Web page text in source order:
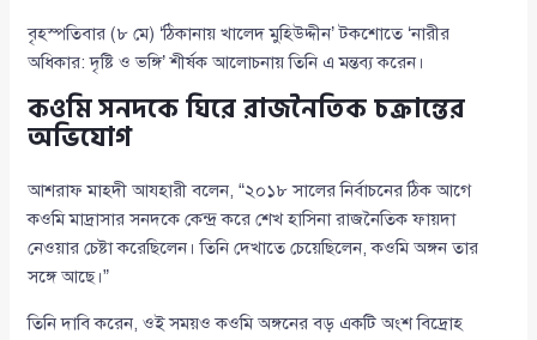
বৃহস্পতিবার (৮ মে) ‘ঠিকানায় খালেদ মুহিউদ্দীন’ টকশোতে ‘নারীর
অধিকার: দৃষ্টি ও ভঙ্গি’ শীর্ষক আলোচনায় তিনি এ মন্তব্য করেন।
কওমি সনদকে ঘিরে রাজনৈতিক চক্রান্তের
অভিযোগ
আশরাফ মাহদী আযহারী বলেন, “২০১৮ সালের নির্বাচনের ঠিক আগে
কওমি মাদ্রাসার সনদকে কেন্দ্র করে শেখ হাসিনা রাজনৈতিক ফায়দা
নেওয়ার চেষ্টা করেছিলেন। তিনি দেখাতে চেয়েছিলেন, কওমি অঙ্গন তার
সঙ্গে আছে।”
তিনি দাবি করেন, ওই সময়ও কওমি অঙ্গনের বড় একটি অংশ বিদ্রোহ